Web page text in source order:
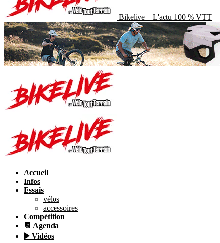
Bikelive – L'actu 100 % VTT
Accueil
Infos
Essais
vélos
accessoires
Compétition
📆 Agenda
▶️ Vidéos